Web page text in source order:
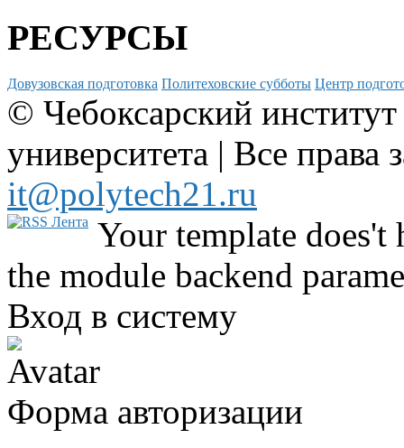
РЕСУРСЫ
Довузовская подготовка Политеховские субботы Центр
© Чебоксарский
университета | Все
it@polytech21.ru
Your template
the module backend
Вход в систему
Форма авторизации